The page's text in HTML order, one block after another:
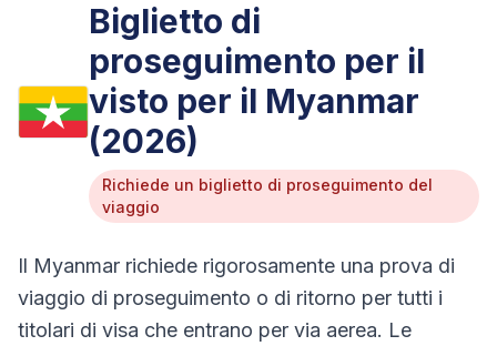
Biglietto di
proseguimento per il
visto per il Myanmar
(2026)
Richiede un biglietto di proseguimento del
viaggio
Il Myanmar richiede rigorosamente una prova di
viaggio di proseguimento o di ritorno per tutti i
titolari di visa che entrano per via aerea. Le